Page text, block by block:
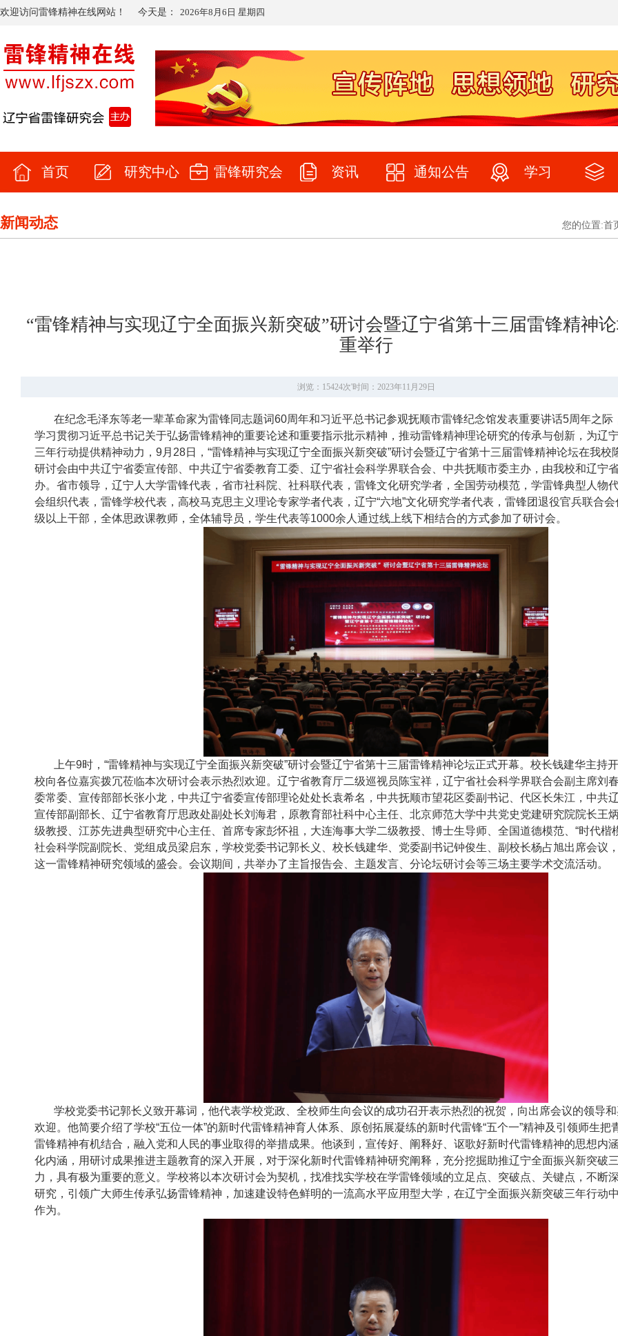
欢迎访问雷锋精神在线网站！ 今天是： 2026年8月6日 星期四
首页 研究中心 雷锋研究会 资讯 通知公告 学习
新闻动态 您的位置:首
“雷锋精神与实现辽宁全面振兴新突破”研讨会暨辽宁省第十三届雷锋精神
重举行
浏览：15424次'时间：2023年11月29日
在纪念毛泽东等老一辈革命家为雷锋同志题词60周年和习近平总书记参观抚顺市雷锋纪念馆发表重要讲话5周年之际
学习贯彻习近平总书记关于弘扬雷锋精神的重要论述和重要指示批示精神，推动雷锋精神理论研究的传承与创新，为辽
三年行动提供精神动力，9月28日，“雷锋精神与实现辽宁全面振兴新突破”研讨会暨辽宁省第十三届雷锋精神论坛在我校
研讨会由中共辽宁省委宣传部、中共辽宁省委教育工委、辽宁省社会科学界联合会、中共抚顺市委主办，由我校和辽宁
办。省市领导，辽宁人大学雷锋代表，省市社科院、社科联代表，雷锋文化研究学者，全国劳动模范，学雷锋典型人物
会组织代表，雷锋学校代表，高校马克思主义理论专家学者代表，辽宁“六地”文化研究学者代表，雷锋团退役官兵联合
级以上干部，全体思政课教师，全体辅导员，学生代表等1000余人通过线上线下相结合的方式参加了研讨会。
上午9时，“雷锋精神与实现辽宁全面振兴新突破”研讨会暨辽宁省第十三届雷锋精神论坛正式开幕。校长钱建华主持
校向各位嘉宾拨冗莅临本次研讨会表示热烈欢迎。辽宁省教育厅二级巡视员陈宝祥，辽宁省社会科学界联合会副主席刘
委常委、宣传部部长张小龙，中共辽宁省委宣传部理论处处长袁希名，中共抚顺市望花区委副书记、代区长朱江，中共
宣传部副部长、辽宁省教育厅思政处副处长刘海君，原教育部社科中心主任、北京师范大学中共党史党建研究院院长王
级教授、江苏先进典型研究中心主任、首席专家彭怀祖，大连海事大学二级教授、博士生导师、全国道德模范、“时代楷
社会科学院副院长、党组成员梁启东，学校党委书记郭长义、校长钱建华、党委副书记钟俊生、副校长杨占旭出席会议
这一雷锋精神研究领域的盛会。会议期间，共举办了主旨报告会、主题发言、分论坛研讨会等三场主要学术交流活动。
学校党委书记郭长义致开幕词，他代表学校党政、全校师生向会议的成功召开表示热烈的祝贺，向出席会议的领导
欢迎。他简要介绍了学校“五位一体”的新时代雷锋精神育人体系、原创拓展凝练的新时代雷锋“五个一”精神及引领师生把
雷锋精神有机结合，融入党和人民的事业取得的举措成果。他谈到，宣传好、阐释好、讴歌好新时代雷锋精神的思想内
化内涵，用研讨成果推进主题教育的深入开展，对于深化新时代雷锋精神研究阐释，充分挖掘助推辽宁全面振兴新突破
力，具有极为重要的意义。学校将以本次研讨会为契机，找准找实学校在学雷锋领域的立足点、突破点、关键点，不断
研究，引领广大师生传承弘扬雷锋精神，加速建设特色鲜明的一流高水平应用型大学，在辽宁全面振兴新突破三年行动
作为。